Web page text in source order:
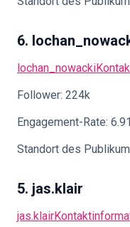
6.
lochan_nowacki
Follower: 224k
Engagement-Rate:
Standort des
5. jas.klair
jas.klair